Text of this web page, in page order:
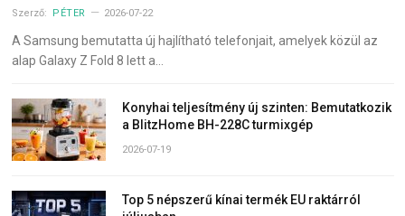
Szerző: PÉTER 2026-07-22
A Samsung bemutatta új hajlítható telefonjait, amelyek közül az
alap Galaxy Z Fold 8 lett a…
Konyhai teljesítmény új szinten: Bemutatkozik
a BlitzHome BH-228C turmixgép
2026-07-19
Top 5 népszerű kínai termék EU raktárról